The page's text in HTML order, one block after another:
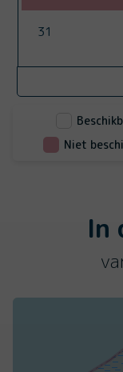
31
Niet
In